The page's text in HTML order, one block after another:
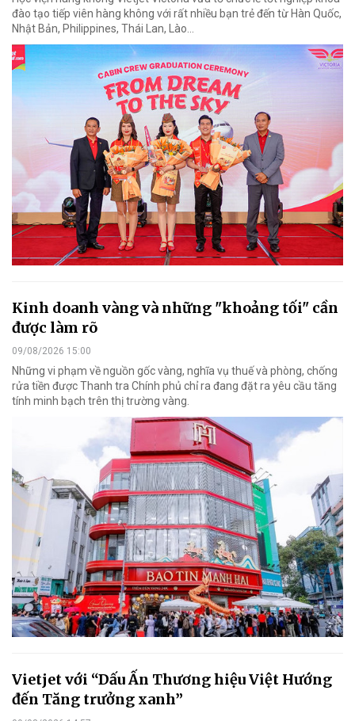
đào tạo tiếp viên hàng không với rất nhiều bạn trẻ đến từ Hàn Quốc,
Nhật Bản, Philippines, Thái Lan, Lào…
Kinh doanh vàng và những "khoảng tối" cần
được làm rõ
09/08/2026 15:00
Những vi phạm về nguồn gốc vàng, nghĩa vụ thuế và phòng, chống
rửa tiền được Thanh tra Chính phủ chỉ ra đang đặt ra yêu cầu tăng
tính minh bạch trên thị trường vàng.
Vietjet với “Dấu Ấn Thương hiệu Việt Hướng
đến Tăng trưởng xanh”